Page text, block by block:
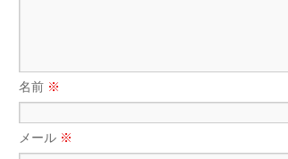
名前 ※
メール ※